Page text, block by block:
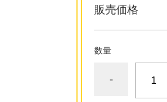
販売価格
数量
-